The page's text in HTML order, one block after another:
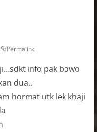
Permalink
info pak bowo
dua..
hormat utk lek kbaji